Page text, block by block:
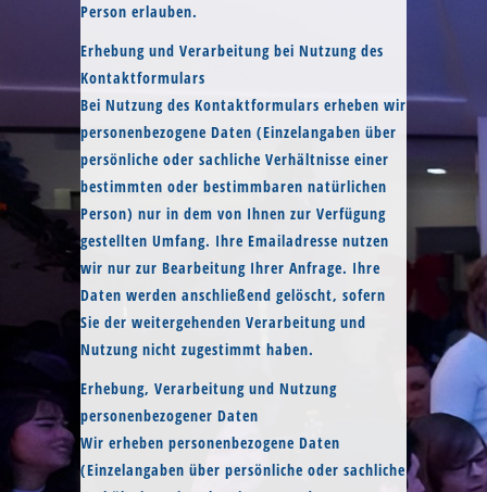
Person erlauben.
Erhebung und Verarbeitung bei Nutzung des
Kontaktformulars
Bei Nutzung des Kontaktformulars erheben wir
personenbezogene Daten (Einzelangaben über
persönliche oder sachliche Verhältnisse einer
bestimmten oder bestimmbaren natürlichen
Person) nur in dem von Ihnen zur Verfügung
gestellten Umfang. Ihre Emailadresse nutzen
wir nur zur Bearbeitung Ihrer Anfrage. Ihre
Daten werden anschließend gelöscht, sofern
Sie der weitergehenden Verarbeitung und
Nutzung nicht zugestimmt haben.
Erhebung, Verarbeitung und Nutzung
personenbezogener Daten
Wir erheben personenbezogene Daten
(Einzelangaben über persönliche oder sachliche